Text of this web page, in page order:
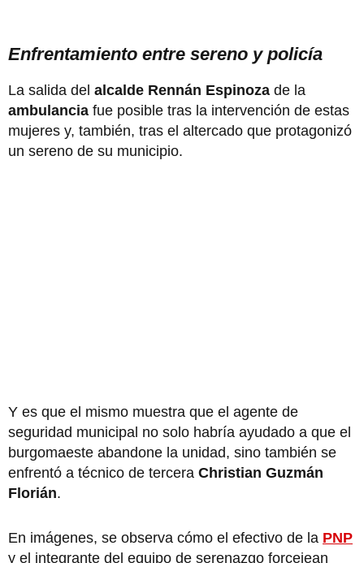
Enfrentamiento entre sereno y policía
La salida del alcalde Rennán Espinoza de la
ambulancia fue posible tras la intervención de estas
mujeres y, también, tras el altercado que protagonizó
un sereno de su municipio.
Y es que el mismo muestra que el agente de
seguridad municipal no solo habría ayudado a que el
burgomaeste abandone la unidad, sino también se
enfrentó a técnico de tercera Christian Guzmán
Florián.
En imágenes, se observa cómo el efectivo de la PNP
y el integrante del equipo de serenazgo forcejean